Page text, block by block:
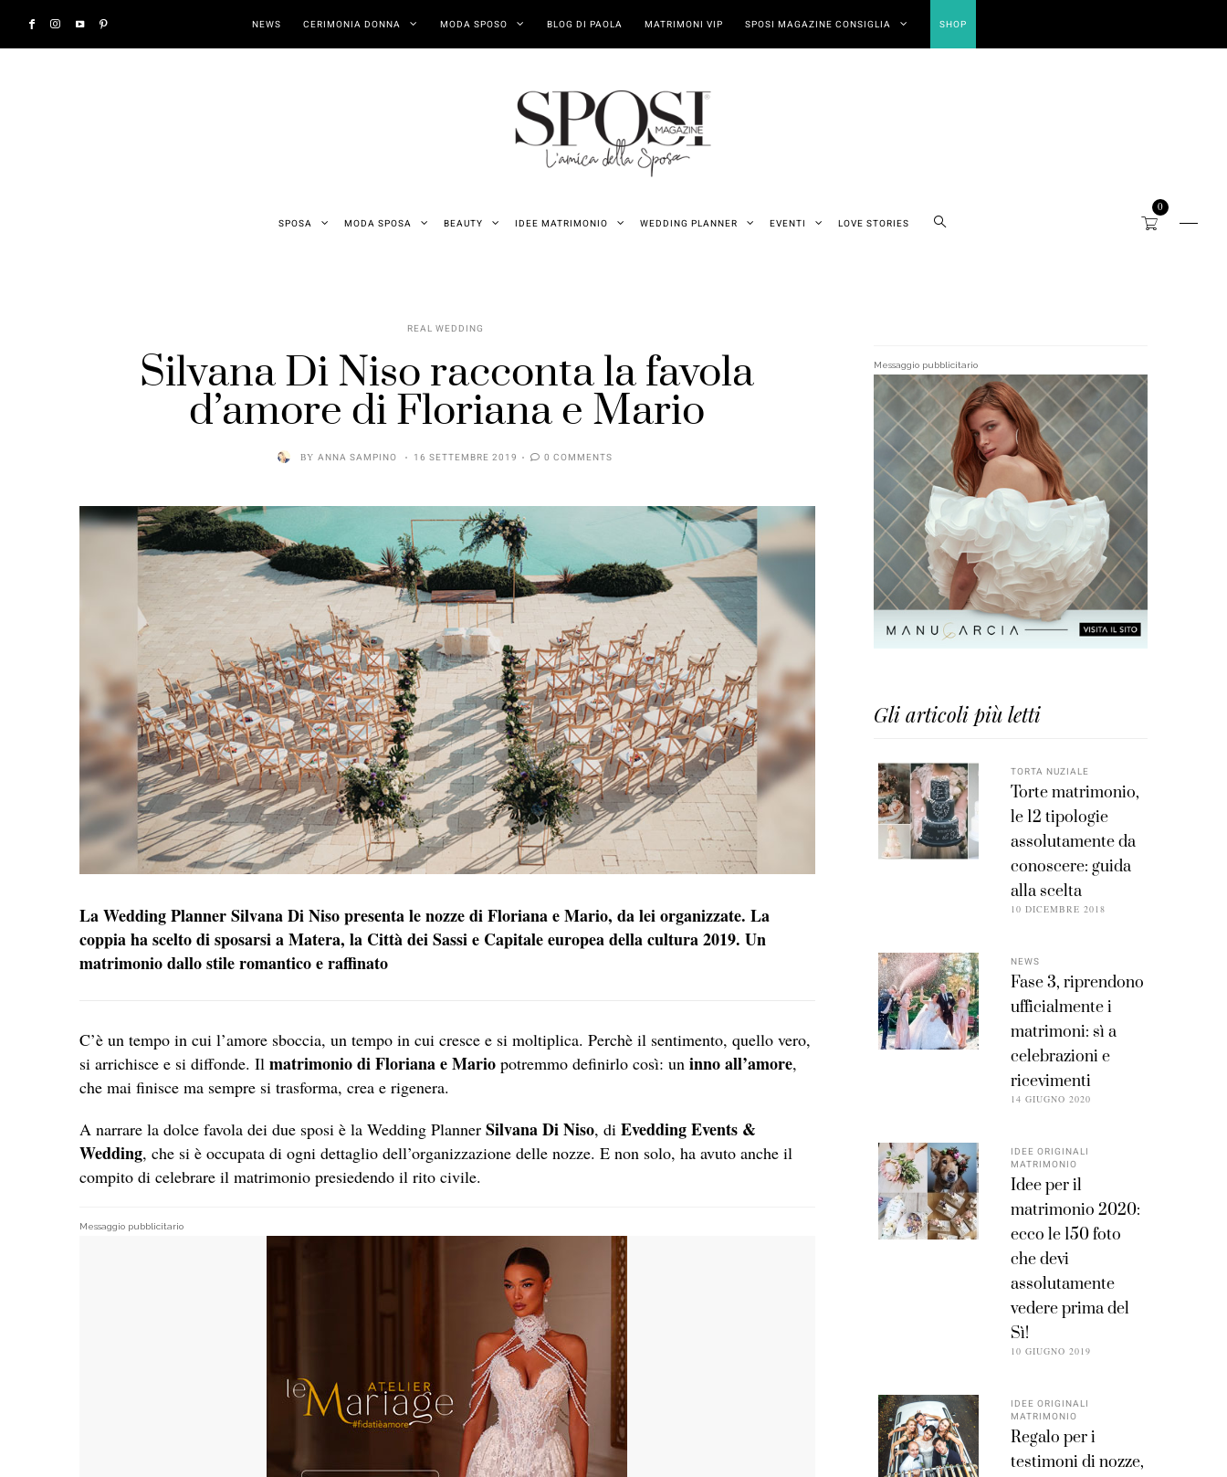
NEWS CERIMONIA DONNA MODA SPOSO BLOG DI PAOLA MATRIMONI VIP SPOSI MAGAZINE CONSIGLIA SHOP
SPOSA MODA SPOSA BEAUTY IDEE MATRIMONIO WEDDING PLANNER EVENTI LOVE STORIES
0
REAL WEDDING
Silvana Di Niso racconta la favola
d’amore di Floriana e Mario
BYANNA SAMPINO 16 SETTEMBRE 2019 0 COMMENTS
La Wedding Planner Silvana Di Niso presenta le nozze di Floriana e Mario, da lei organizzate. La
coppia ha scelto di sposarsi a Matera, la Città dei Sassi e Capitale europea della cultura 2019. Un
matrimonio dallo stile romantico e raffinato
C’è un tempo in cui l’amore sboccia, un tempo in cui cresce e si moltiplica. Perchè il sentimento, quello vero,
si arrichisce e si diffonde. Il matrimonio di Floriana e Mario potremmo definirlo così: un inno all’amore,
che mai finisce ma sempre si trasforma, crea e rigenera.
A narrare la dolce favola dei due sposi è la Wedding Planner Silvana Di Niso, di Evedding Events &
Wedding, che si è occupata di ogni dettaglio dell’organizzazione delle nozze. E non solo, ha avuto anche il
compito di celebrare il matrimonio presiedendo il rito civile.
Messaggio pubblicitario
Messaggio pubblicitario
Gli articoli più letti
TORTA NUZIALE
Torte matrimonio,
le 12 tipologie
assolutamente da
conoscere: guida
alla scelta
10 DICEMBRE 2018
NEWS
Fase 3, riprendono
ufficialmente i
matrimoni: sì a
celebrazioni e
ricevimenti
14 GIUGNO 2020
IDEE ORIGINALI
MATRIMONIO
Idee per il
matrimonio 2020:
ecco le 150 foto
che devi
assolutamente
vedere prima del
Sì!
10 GIUGNO 2019
IDEE ORIGINALI
MATRIMONIO
Regalo per i
testimoni di nozze,